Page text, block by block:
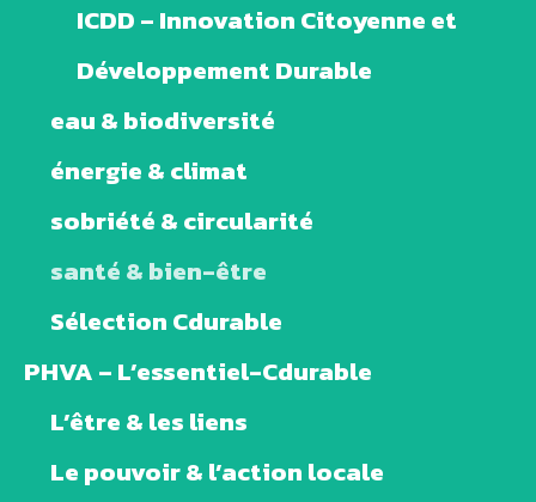
ICDD – Innovation Citoyenne et
Développement Durable
eau & biodiversité
énergie & climat
sobriété & circularité
santé & bien-être
Sélection Cdurable
PHVA – L’essentiel-Cdurable
L’être & les liens
Le pouvoir & l’action locale